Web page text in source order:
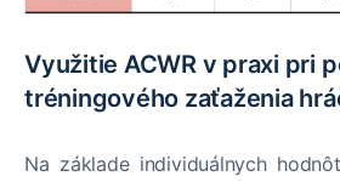
Využitie ACWR v praxi pri
tréningového zaťaženia
Na základe individuálnych